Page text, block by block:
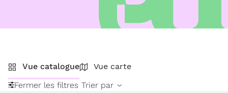
Vue catalogue
Vue carte
Fermer les filtres Trier par